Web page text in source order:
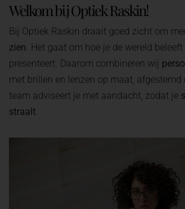
Welkom bij Optiek Raskin!
Bij Optiek Raskin draait goed zicht om
zien. Het gaat om hoe je de wereld
presenteert. Daarom combineren wij
met brillen en lenzen op maat,
team adviseert je met aandacht, zodat je
straalt.